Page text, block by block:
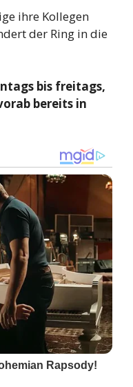
ihre Kollegen
der Ring in die
bis freitags,
bereits in